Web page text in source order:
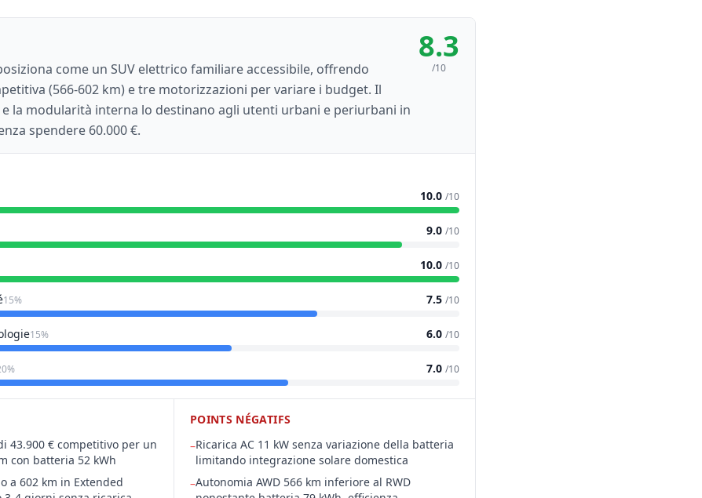
come un SUV elettrico familiare accessibile, offrendo
(566-602 km) e tre motorizzazioni per variare i budget. Il
e la modularità interna lo destinano agli utenti urbani e periurbani in
spendere 60.000 €.
8.3
/10
10.0 /10
9.0 /10
10.0 /10
15% 7.5 /10
15% 6.0 /10
7.0 /10
43.900 € competitivo per un
con batteria 52 kWh
a 602 km in Extended
POINTS NÉGATIFS
–Ricarica AC 11 kW senza variazione della batteria
limitando integrazione solare domestica
–Autonomia AWD 566 km inferiore al RWD